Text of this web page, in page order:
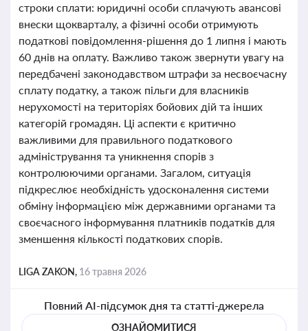
строки сплати: юридичні особи сплачують авансові
внески щокварталу, а фізичні особи отримують
податкові повідомлення-рішення до 1 липня і мають
60 днів на оплату. Важливо також звернути увагу на
передбачені законодавством штрафи за несвоєчасну
сплату податку, а також пільги для власників
нерухомості на територіях бойових дій та інших
категорій громадян. Ці аспекти є критично
важливими для правильного податкового
адміністрування та уникнення спорів з
контролюючими органами. Загалом, ситуація
підкреслює необхідність удосконалення системи
обміну інформацією між державними органами та
своєчасного інформування платників податків для
зменшення кількості податкових спорів.
LIGA ZAKON, 16 травня 2026
Повний AI-підсумок дня та статті-джерела
ОЗНАЙОМИТИСЯ